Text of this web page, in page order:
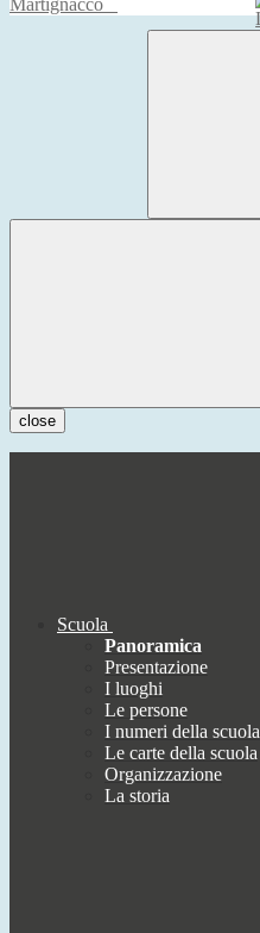
Martignacco
close
Scuola
Panoramica
Presentazione
I luoghi
Le persone
I numeri della scuola
Le carte della scuola
Organizzazione
La storia